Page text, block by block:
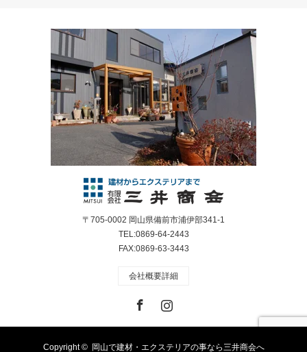
〒705-0002 岡山県備前市浦伊部341-1
TEL:0869-64-2443
FAX:0869-63-3443
会社概要詳細
Copyright © 岡山で建材・エクステリアの事なら三井商会へ